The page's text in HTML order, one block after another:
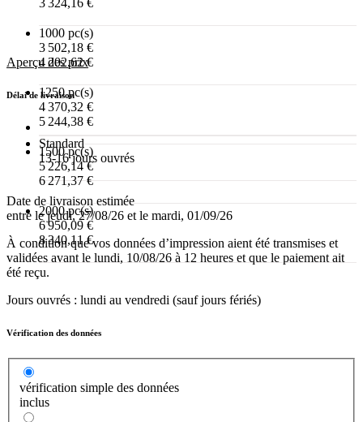
3 324,16 €
1000 pc(s)
3 502,18 €
4 202,62 €
1250 pc(s)
4 370,32 €
5 244,38 €
1500 pc(s)
5 226,14 €
6 271,37 €
2000 pc(s)
6 950,09 €
8 340,11 €
Aperçu des prix
Délai de livraison
Standard
13-16 jours ouvrés
Date de livraison estimée
entre le jeudi, 27/08/26 et le mardi, 01/09/26
À condition que vos données d’impression aient été transmises et
validées avant le lundi, 10/08/26 à 12 heures et que le paiement ait
été reçu.
Jours ouvrés : lundi au vendredi (sauf jours fériés)
Vérification des données
vérification simple des données
inclus